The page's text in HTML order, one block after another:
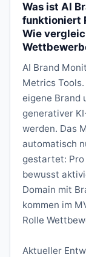
Was ist AI
funktioniert
Wie
AI Brand
Metrics
eigene Brand
generativer
werden. Das
automatisch
gestartet: Pro
bewusst
Domain mit
kommen im
Rolle
Aktueller